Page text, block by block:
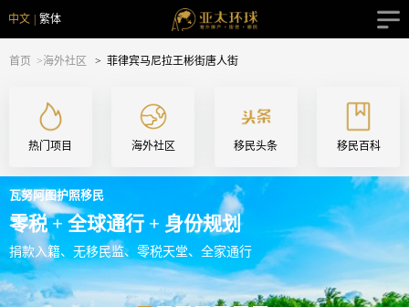
中文 繁体
首页 >海外社区 > 菲律宾马尼拉王彬街唐人街
热门项目 海外社区 移民头条 移民百科
瓦努阿图护照移民
零税 + 全球通行 + 身份规划
捐款入籍、无移民监、零税天堂、全家通行